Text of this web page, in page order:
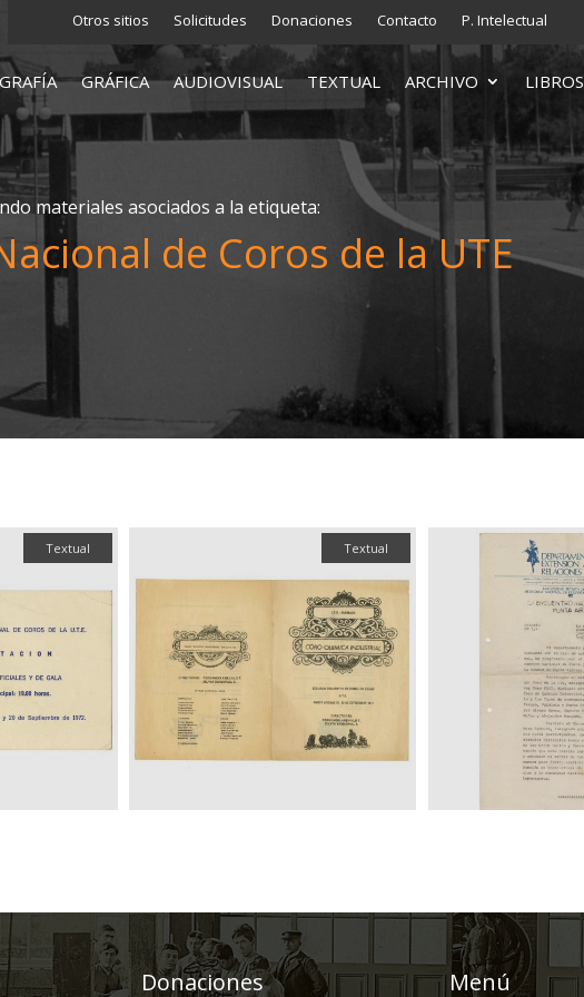
Otros sitios Solicitudes Donaciones Contacto P. Intelectual
GRÁFICA AUDIOVISUAL TEXTUAL ARCHIVO LIBROS
materiales asociados a la etiqueta:
de Coros de la UTE
Textual Textual
Donaciones Menú